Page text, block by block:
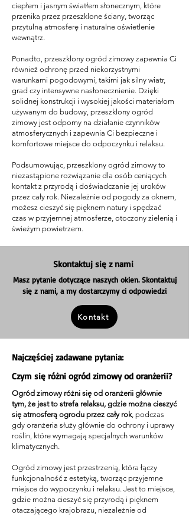
ciepłem i jasnym światłem słonecznym, które
przenika przez przeszklone ściany, tworząc
przytulną atmosferę i naturalne oświetlenie
wewnątrz.
Ponadto, przeszklony ogród zimowy zapewnia Ci
również ochronę przed niekorzystnymi
warunkami pogodowymi, takimi jak silny wiatr,
grad czy intensywne nasłonecznienie. Dzięki
solidnej konstrukcji i wysokiej jakości materiałom
używanym do budowy, przeszklony ogród
zimowy jest odporny na działanie czynników
atmosferycznych i zapewnia Ci bezpieczne i
komfortowe miejsce do odpoczynku i relaksu.
Podsumowując, przeszklony ogród zimowy to
niezastąpione rozwiązanie dla osób ceniących
kontakt z przyrodą i doświadczanie jej uroków
przez cały rok. Niezależnie od pogody za oknem,
możesz cieszyć się pięknem natury i spędzać
czas w przyjemnej atmosferze, otoczony zielenią i
świeżym powietrzem.
Skontaktuj się z nami
Masz pytanie dotyczące naszych okien. Skontaktuj
się z nami, a my dostarczymy ci odpowiedzi
Kontakt
Najczęściej zadawane pytania:
Czym się różni ogród zimowy od oranżerii?
Ogród zimowy różni się od oranżerii głównie
tym, że jest to strefa relaksu, gdzie można cieszyć
się atmosferą ogrodu przez cały rok, podczas
gdy oranżeria służy głównie do ochrony i uprawy
roślin, które wymagają specjalnych warunków
klimatycznych.
Ogród zimowy jest przestrzenią, która łączy
funkcjonalność z estetyką, tworząc przyjemne
miejsce do wypoczynku i relaksu. Jest to miejsce,
gdzie można cieszyć się przyrodą i pięknem
otaczającego krajobrazu, niezależnie od